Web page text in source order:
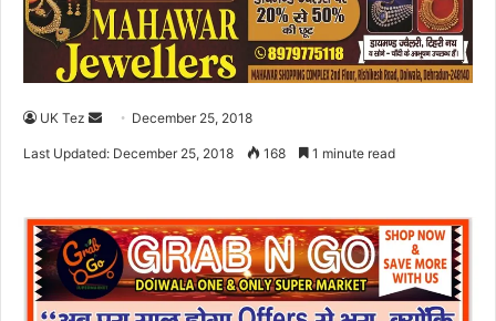
UK Tez
e
a
e
m
December 25, 2018
Last Updated: December 25, 2018 168 1 minute read